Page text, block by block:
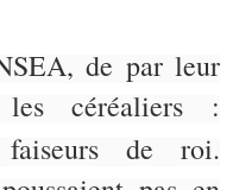
de par leur
les céréaliers :
de roi.